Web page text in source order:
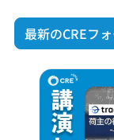
最新のCREフ